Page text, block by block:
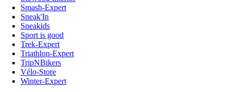
Smash-Expert
Sneak'In
Sneakids
Sport is good
Trek-Expert
Triathlon-Expert
TripNBikers
Vélo-Store
Winter-Expert